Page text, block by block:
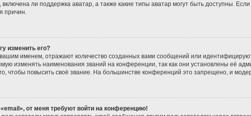
ли поддержка аватар, а также какие типы аватар могут быть доступны.
причин.
изменить его?
именем, отражают количество созданных вами сообщений или
изменять наименования званий на конференции, так как они установлены её
чтобы повысить своё звание. На большинстве конференций это запрещено, и
от меня требуют войти на конференцию!